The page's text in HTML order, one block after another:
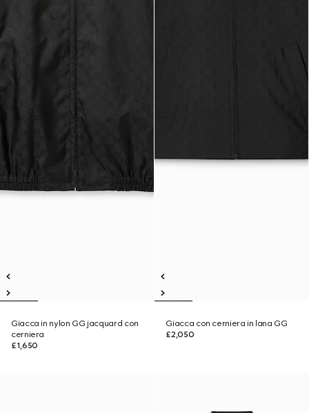
Giacca in nylon GG jacquard con
cerniera
£1,650
Giacca con cerniera in lana GG
£2,050